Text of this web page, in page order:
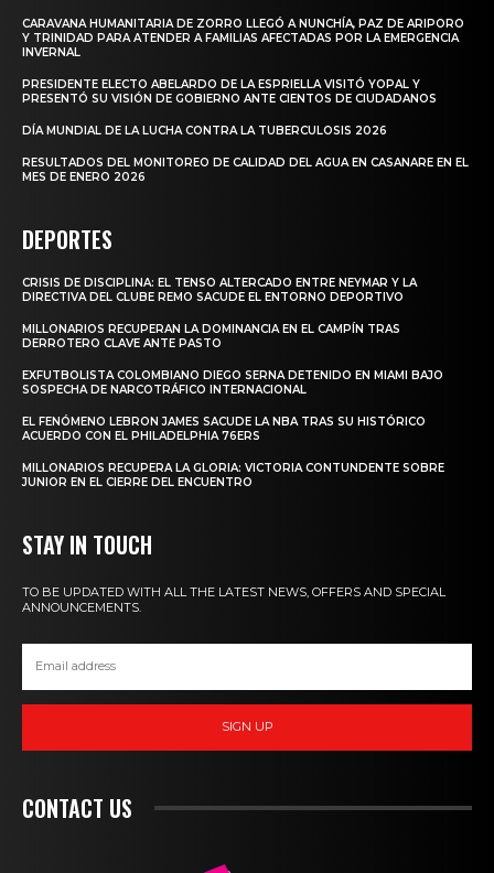
CARAVANA HUMANITARIA DE ZORRO LLEGÓ A NUNCHÍA, PAZ DE ARIPORO
Y TRINIDAD PARA ATENDER A FAMILIAS AFECTADAS POR LA EMERGENCIA
INVERNAL
PRESIDENTE ELECTO ABELARDO DE LA ESPRIELLA VISITÓ YOPAL Y
PRESENTÓ SU VISIÓN DE GOBIERNO ANTE CIENTOS DE CIUDADANOS
DÍA MUNDIAL DE LA LUCHA CONTRA LA TUBERCULOSIS 2026
RESULTADOS DEL MONITOREO DE CALIDAD DEL AGUA EN CASANARE EN EL
MES DE ENERO 2026
DEPORTES
CRISIS DE DISCIPLINA: EL TENSO ALTERCADO ENTRE NEYMAR Y LA
DIRECTIVA DEL CLUBE REMO SACUDE EL ENTORNO DEPORTIVO
MILLONARIOS RECUPERAN LA DOMINANCIA EN EL CAMPÍN TRAS
DERROTERO CLAVE ANTE PASTO
EXFUTBOLISTA COLOMBIANO DIEGO SERNA DETENIDO EN MIAMI BAJO
SOSPECHA DE NARCOTRÁFICO INTERNACIONAL
EL FENÓMENO LEBRON JAMES SACUDE LA NBA TRAS SU HISTÓRICO
ACUERDO CON EL PHILADELPHIA 76ERS
MILLONARIOS RECUPERA LA GLORIA: VICTORIA CONTUNDENTE SOBRE
JUNIOR EN EL CIERRE DEL ENCUENTRO
STAY IN TOUCH
TO BE UPDATED WITH ALL THE LATEST NEWS, OFFERS AND SPECIAL
ANNOUNCEMENTS.
SIGN UP
CONTACT US